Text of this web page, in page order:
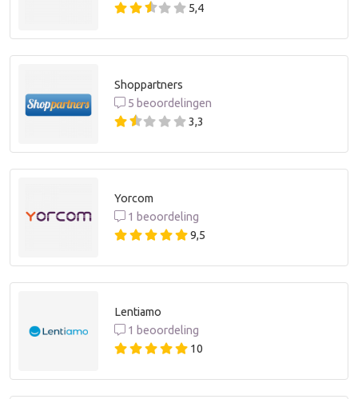
5,4
Shoppartners
5 beoordelingen
3,3
Yorcom
1 beoordeling
9,5
Lentiamo
1 beoordeling
10